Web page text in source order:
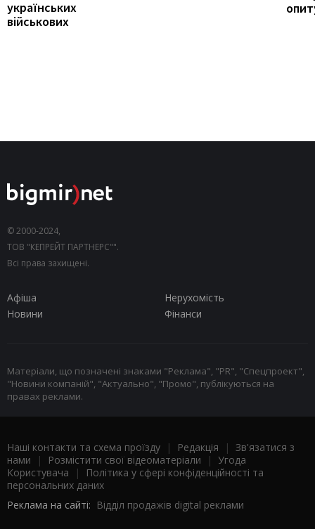
українських
військових
© 2000-2024,
ТОВ "КЕПРЕЙТ ПАРТНЕРС"".
Всі права захищені.
Афіша
Нерухомість
Новини
Фінанси
Матеріали, що позначені знаками "Реклама", "PR", "Спецпроект",
"Новини компаній", "Актуально", "Промо", публікуються на
правах реклами.
Наші контакти та схема проїзду | Редакція | Зв'язатися з
нами | Розмістити свої відеоматеріали | Угода
Користувача |
Політика у сфері конфіденційності та
персональних даних
Реклама на сайті: Відділ продажів digital реклами